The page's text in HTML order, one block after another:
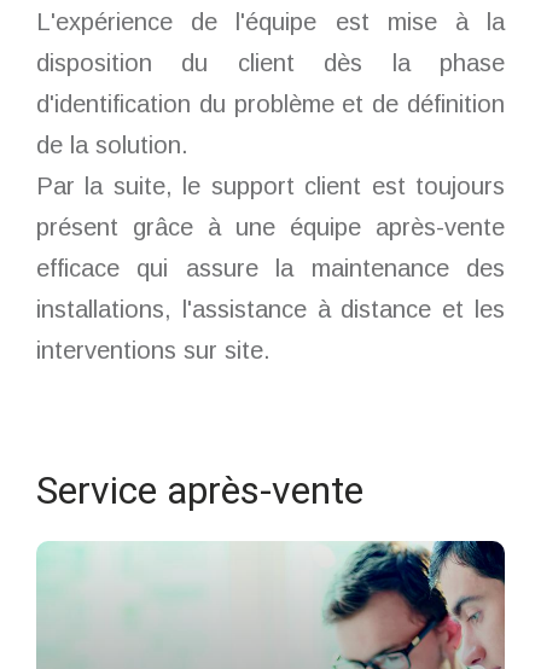
L'expérience de l'équipe est mise à la
disposition du client dès la phase
d'identification du problème et de définition
de la solution.
Par la suite, le support client est toujours
présent grâce à une équipe après-vente
efficace qui assure la maintenance des
installations, l'assistance à distance et les
interventions sur site.
Service après-vente